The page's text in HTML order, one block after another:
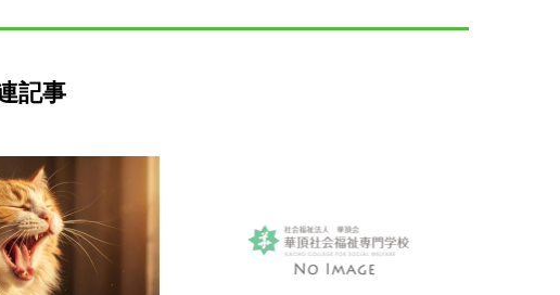
記事